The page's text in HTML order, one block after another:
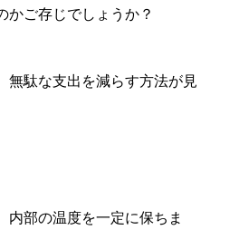
かご存じでしょうか？
無駄な支出を減らす方法が見
部の温度を一定に保ちま